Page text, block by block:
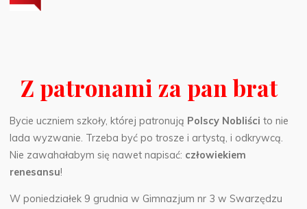
Z patronami za pan brat
Bycie uczniem szkoły, której patronują Polscy Nobliści to nie
lada wyzwanie. Trzeba być po trosze i artystą, i odkrywcą.
Nie zawahałabym się nawet napisać: człowiekiem
renesansu!
W poniedziałek 9 grudnia w Gimnazjum nr 3 w Swarzędzu